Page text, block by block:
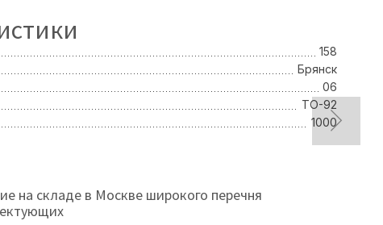
158
Брянск
06
TO-92
1000
на складе в Москве широкого перечня